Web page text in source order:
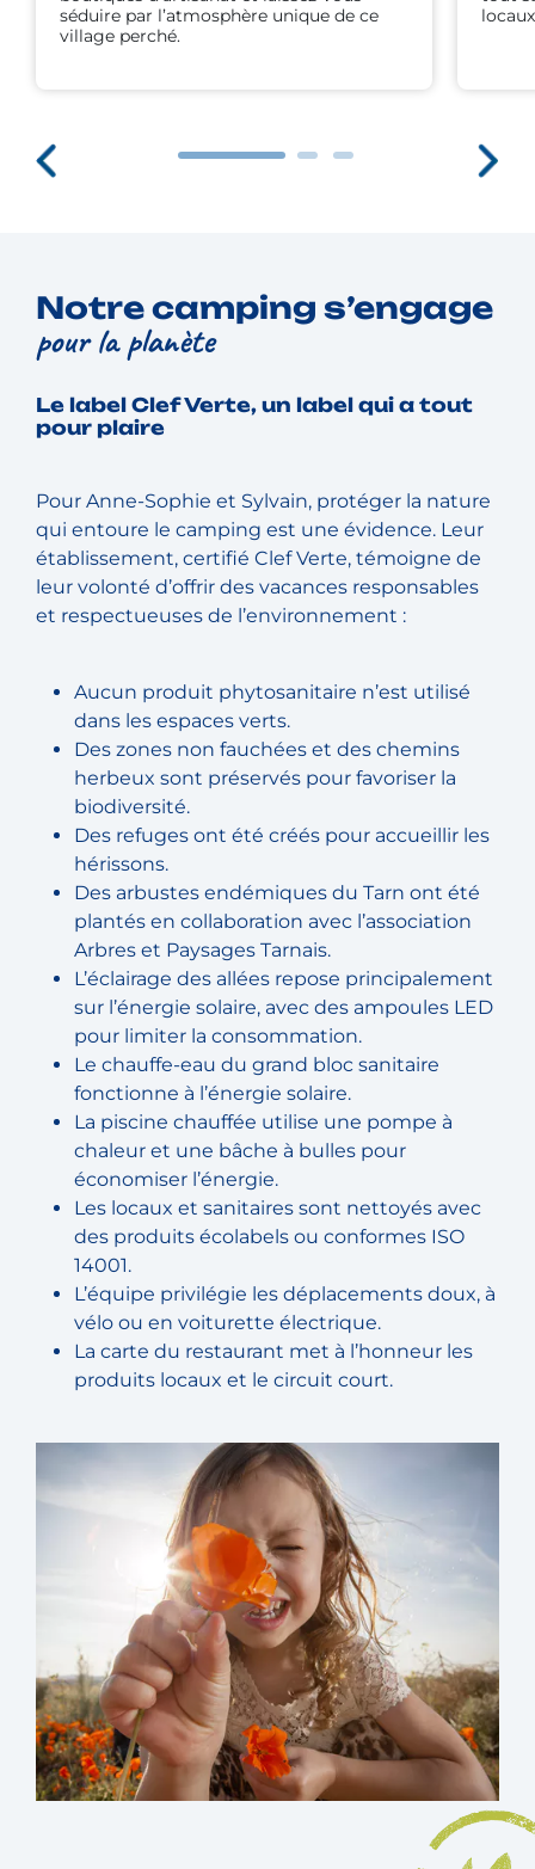
séduire par l’atmosphère unique de ce
village perché.
Notre camping s’engage
pour la planète
Le label Clef Verte, un label qui a tout
pour plaire
Pour Anne-Sophie et Sylvain, protéger la nature
qui entoure le camping est une évidence. Leur
établissement, certifié Clef Verte, témoigne de
leur volonté d’offrir des vacances responsables
et respectueuses de l’environnement :
Aucun produit phytosanitaire n’est utilisé
dans les espaces verts.
Des zones non fauchées et des chemins
herbeux sont préservés pour favoriser la
biodiversité.
Des refuges ont été créés pour accueillir les
hérissons.
Des arbustes endémiques du Tarn ont été
plantés en collaboration avec l’association
Arbres et Paysages Tarnais.
L’éclairage des allées repose principalement
sur l’énergie solaire, avec des ampoules LED
pour limiter la consommation.
Le chauffe-eau du grand bloc sanitaire
fonctionne à l’énergie solaire.
La piscine chauffée utilise une pompe à
chaleur et une bâche à bulles pour
économiser l’énergie.
Les locaux et sanitaires sont nettoyés avec
des produits écolabels ou conformes ISO
14001.
L’équipe privilégie les déplacements doux, à
vélo ou en voiturette électrique.
La carte du restaurant met à l’honneur les
produits locaux et le circuit court.